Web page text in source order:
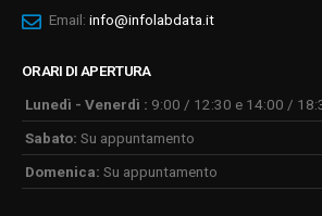
Email: info@infolabdata.it
ORARI DI APERTURA
Lunedì - Venerdì : 9:00 / 12:30 e 14:00 /
Sabato: Su appuntamento
Domenica: Su appuntamento